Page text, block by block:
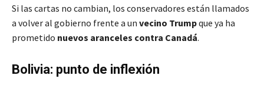
Si las cartas no cambian, los conservadores están llamados
a volver al gobierno frente a un vecino Trumpque ya ha
prometido nuevos aranceles contra Canadá.
Bolivia: punto de inflexión